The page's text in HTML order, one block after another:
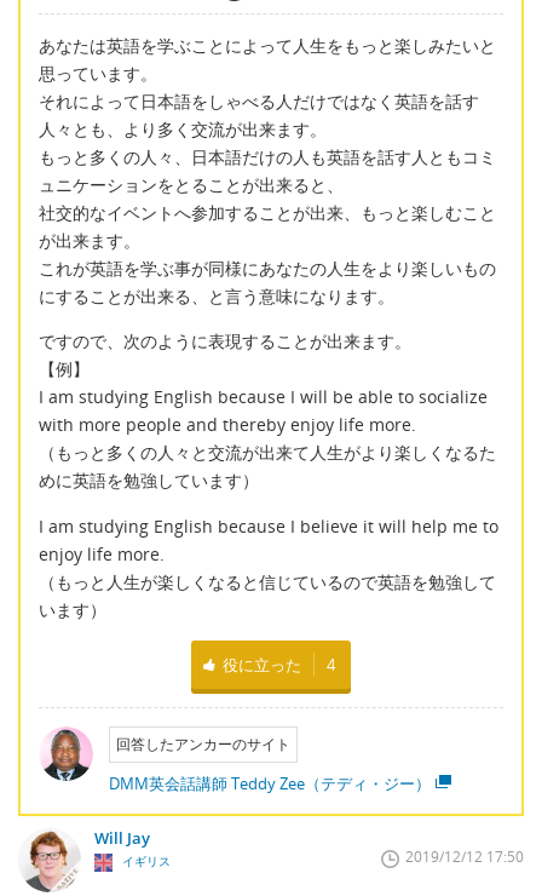
あなたは英語を学ぶことによって人生をもっと楽しみたいと
思っています。
それによって日本語をしゃべる人だけではなく英語を話す
人々とも、より多く交流が出来ます。
もっと多くの人々、日本語だけの人も英語を話す人ともコミ
ュニケーションをとることが出来ると、
社交的なイベントへ参加することが出来、もっと楽しむこと
が出来ます。
これが英語を学ぶ事が同様にあなたの人生をより楽しいもの
にすることが出来る、と言う意味になります。
ですので、次のように表現することが出来ます。
【例】
I am studying English because I will be able to socialize
with more people and thereby enjoy life more.
（もっと多くの人々と交流が出来て人生がより楽しくなるた
めに英語を勉強しています）
I am studying English because I believe it will help me to
enjoy life more.
（もっと人生が楽しくなると信じているので英語を勉強して
います）
役に立った 4
回答したアンカーのサイト
DMM英会話講師 Teddy Zee（テディ・ジー）
Will Jay
イギリス 2019/12/12 17:50